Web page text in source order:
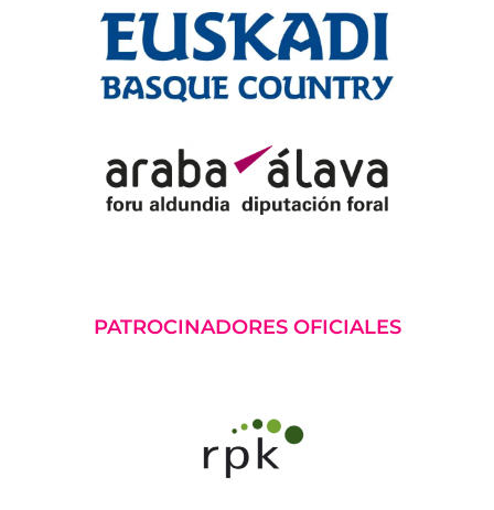
PATROCINADORES OFICIALES